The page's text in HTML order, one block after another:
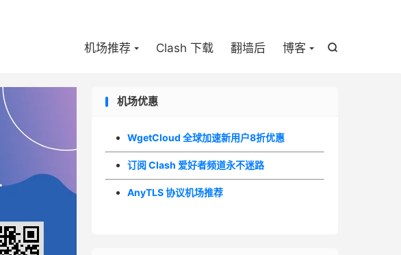

机场推荐 Clash 下载 翻墙后 博客
机场优惠
WgetCloud 全球加速新用户8折优惠
订阅 Clash 爱好者频道永不迷路
AnyTLS 协议机场推荐